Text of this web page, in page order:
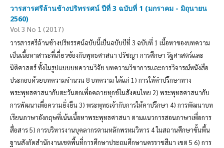
วารสารศรีล้านช้างปริทรรศน์ ปีที่ 3 ฉบับที่ 1 (มกราคม - มิถุนายน
2560)
Vol 3 No 1 (2017)
วารสารศรีล้านช้างปริทรรศน์ฉบับนี้เป็นฉบับปีที่ 3 ฉบับที่ 1 เนื้อหาของบทความ
เป็นเนื้อหาสาระที่เกี่ยวข้องกับพุทธศาสนา ปรัชญา การศึกษา รัฐศาสตร์และ
นิติศาสตร์ ทั้งในรูปแบบบทความวิจัย บทความวิชาการและการวิจารณ์หนังสือ
ประกอบด้วยบทความจำนวน 8 บทความ ได้แก่ 1) การให้คำปรึกษาทาง
พระพุทธศาสนากับตะวันตกเพื่อคลายทุกข์ในสังคมไทย 2) พระพุทธศาสนากับ
การพัฒนาเพื่อความยั่งยืน 3) พระพุทธเจ้ากับการให้คาปรึกษา 4) การพัฒนาบท
เรียนภาษาอังกฤษที่เน้นเนื้อหาพระพุทธศาสนา ตามแนวการสอนภาษาเพื่อการ
สื่อสาร 5) การบริหารงานบุคลากรตามหลักพรหมวิหาร 4 ในสถานศึกษาขั้นพื้น
ฐานสังกัดสำนักงานเขตพื้นที่การศึกษาประถมศึกษานครราชสีมา เขต 5 6) การ